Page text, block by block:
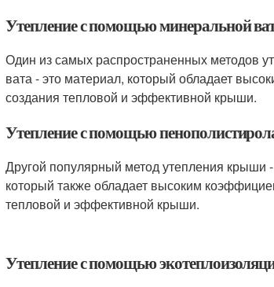
Утепление с помощью минеральной
Один из самых распространенных методов
вата - это материал, который обладает
создания тепловой и эффективной крыши.
Утепление с помощью
Другой популярный метод утепления крыши
который также обладает высоким
тепловой и эффективной крыши.
Утепление с помощью